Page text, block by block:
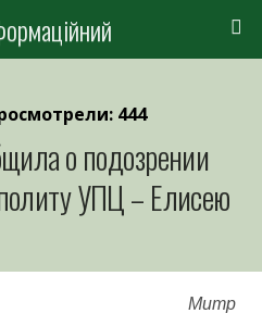
444
о подозрении
УПЦ – Елисею
Митр